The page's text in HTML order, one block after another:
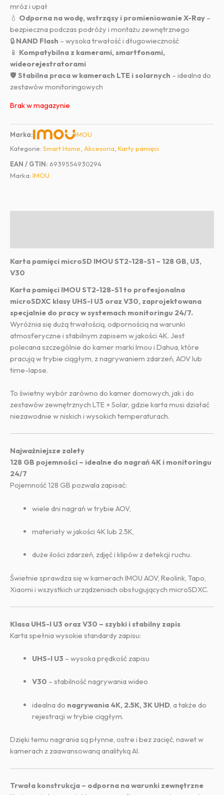
mróz i upał
💧 Odporna na wodę, wstrząsy i promieniowanie X-Ray –
bezpieczna podczas podróży i montażu zewnętrznego
🔒 NAND Flash – wysoka trwałość i długowieczność
📱 Kompatybilna z kamerami, smartfonami,
wideorejestratorami
🛡 Stabilna praca w kamerach LTE i solarnych – idealna do
zestawów monitoringowych
Brak w magazynie
Marka:
IMOU
Kategorie: Smart Home, Akcesoria, Karty pamięci
EAN / GTIN: 6939554930294
Marka: IMOU
Karta pamięci microSD IMOU ST2-128-S1 – 128 GB, U3,
V30
Karta pamięci IMOU ST2-128-S1 to profesjonalna
microSDXC klasy UHS-I U3 oraz V30, zaprojektowana
specjalnie do pracy w systemach monitoringu 24/7.
Wyróżnia się dużą trwałością, odpornością na warunki
atmosferyczne i stabilnym zapisem w jakości 4K. Jest
polecana szczególnie do kamer marki Imou i Dahua, które
pracują w trybie ciągłym, z nagrywaniem zdarzeń, AOV lub
time-lapse.
To świetny wybór zarówno do kamer domowych, jak i do
zestawów zewnętrznych LTE + Solar, gdzie karta musi działać
niezawodnie w niskich i wysokich temperaturach.
Najważniejsze zalety
128 GB pojemności – idealne do nagrań 4K i monitoringu
24/7
Pojemność 128 GB pozwala zapisać:
wiele dni nagrań w trybie AOV,
materiały w jakości 4K lub 2.5K,
duże ilości zdarzeń, zdjęć i klipów z detekcji ruchu.
Świetnie sprawdza się w kamerach IMOU AOV, Reolink, Tapo,
Xiaomi i wszystkich urządzeniach obsługujących microSDXC.
Klasa UHS-I U3 oraz V30 – szybki i stabilny zapis
Karta spełnia wysokie standardy zapisu:
UHS-I U3 – wysoka prędkość zapisu
V30 – stabilność nagrywania wideo
idealna do nagrywania 4K, 2.5K, 3K UHD, a także do
rejestracji w trybie ciągłym.
Dzięki temu nagrania są płynne, ostre i bez zacięć, nawet w
kamerach z zaawansowaną analityką AI.
Trwała konstrukcja – odporna na warunki zewnętrzne